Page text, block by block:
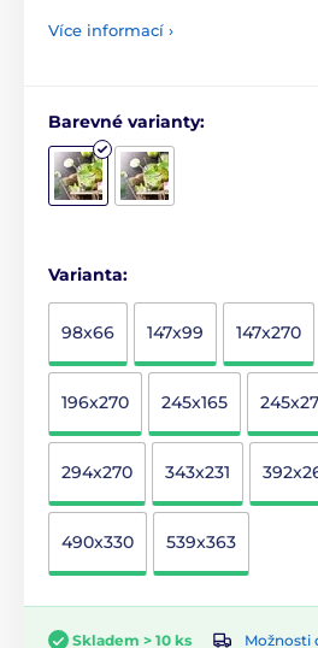
Více informací ›
Barevné varianty:
Varianta:
98x66 147x99 147x270
196x270 245x165
294x270 343x231
490x330 539x363
Skladem > 10 ks Možnosti